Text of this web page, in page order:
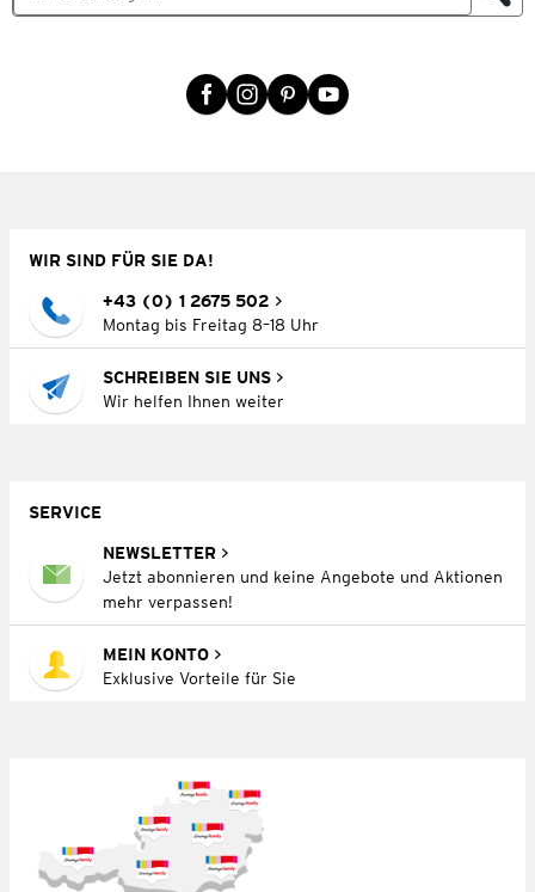
WIR SIND FÜR SIE DA!
+43 (0) 1 2675 502
Montag bis Freitag 8–18 Uhr
SCHREIBEN SIE UNS
Wir helfen Ihnen weiter
SERVICE
NEWSLETTER
Jetzt abonnieren und keine Angebote und Aktionen
mehr verpassen!
MEIN KONTO
Exklusive Vorteile für Sie